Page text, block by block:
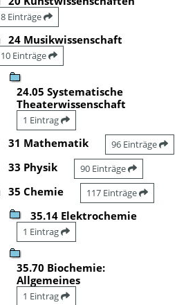
8 Einträge
24 Musikwissenschaft
10 Einträge
24.05 Systematische
Theaterwissenschaft
1 Eintrag
31 Mathematik 96 Einträge
33 Physik 90 Einträge
35 Chemie 117 Einträge
35.14 Elektrochemie
1 Eintrag
35.70 Biochemie:
Allgemeines
1 Eintrag